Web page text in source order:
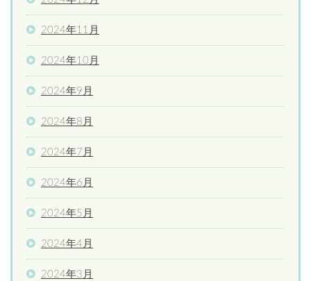
2024年11月
2024年10月
2024年9月
2024年8月
2024年7月
2024年6月
2024年5月
2024年4月
2024年3月